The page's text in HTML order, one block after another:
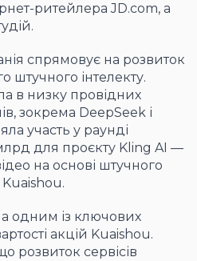
ритейлера JD.com, а
спрямовує на розвиток
штучного інтелекту.
в низку провідних
зокрема DeepSeek і
участь у раунді
для проєкту Kling AI —
на основі штучного
Kuaishou.
одним із ключових
акцій Kuaishou.
розвиток сервісів